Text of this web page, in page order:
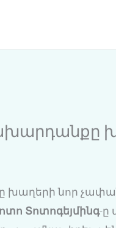
խաղերի նոր
Տոտոգեյմինգ-ը